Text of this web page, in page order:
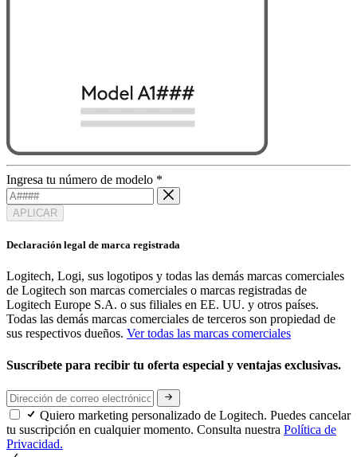
Ingresa tu número de modelo *
APLICAR
Declaración legal de marca registrada
Logitech, Logi, sus logotipos y todas las demás marcas comerciales
de Logitech son marcas comerciales o marcas registradas de
Logitech Europe S.A. o sus filiales en EE. UU. y otros países.
Todas las demás marcas comerciales de terceros son propiedad de
sus respectivos dueños. Ver todas las marcas comerciales
Suscríbete para recibir tu oferta especial y ventajas exclusivas.
Quiero marketing personalizado de Logitech. Puedes cancelar
tu suscripción en cualquier momento. Consulta nuestra Política de
Privacidad.